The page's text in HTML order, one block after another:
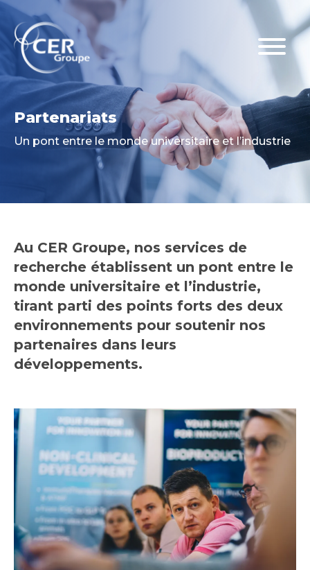
Partenariats
Un pont entre le monde universitaire et l’industrie
Au CER Groupe, nos services de
recherche établissent un pont entre le
monde universitaire et l’industrie,
tirant parti des points forts des deux
environnements pour soutenir nos
partenaires dans leurs
développements.